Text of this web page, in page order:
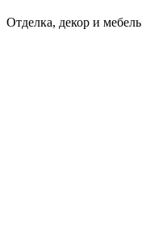
Отделка, декор и мебель